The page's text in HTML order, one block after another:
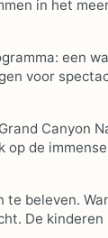
in het
een
voor
Canyon
de
beleven.
De kinderen